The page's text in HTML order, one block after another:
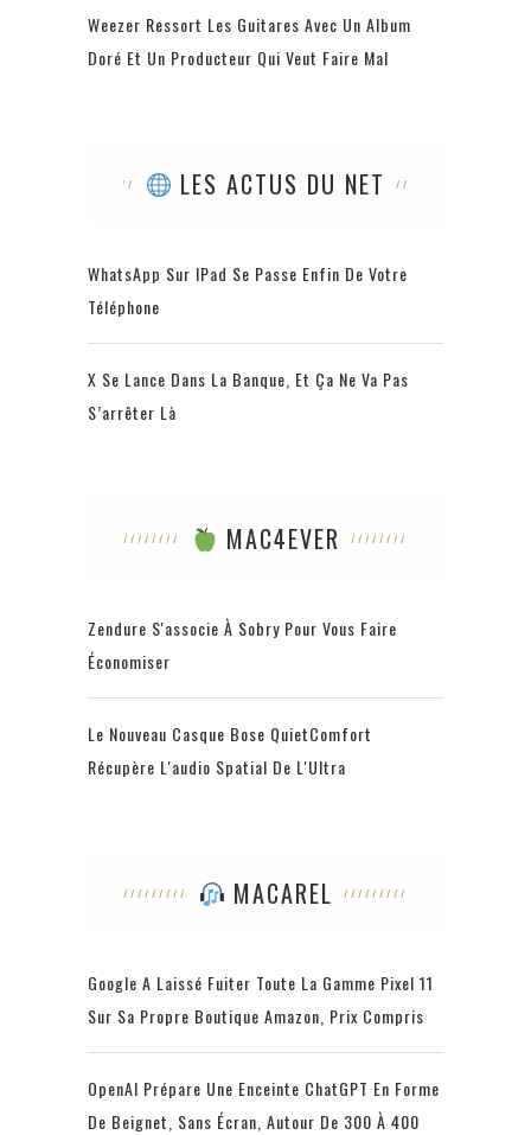
Weezer Ressort Les Guitares Avec Un Album
Doré Et Un Producteur Qui Veut Faire Mal
LES ACTUS DU NET
WhatsApp Sur IPad Se Passe Enfin De Votre
Téléphone
X Se Lance Dans La Banque, Et Ça Ne Va Pas
S’arrêter Là
MAC4EVER
Zendure S'associe À Sobry Pour Vous Faire
Économiser
Le Nouveau Casque Bose QuietComfort
Récupère L'audio Spatial De L'Ultra
MACAREL
Google A Laissé Fuiter Toute La Gamme Pixel 11
Sur Sa Propre Boutique Amazon, Prix Compris
OpenAI Prépare Une Enceinte ChatGPT En Forme
De Beignet, Sans Écran, Autour De 300 À 400